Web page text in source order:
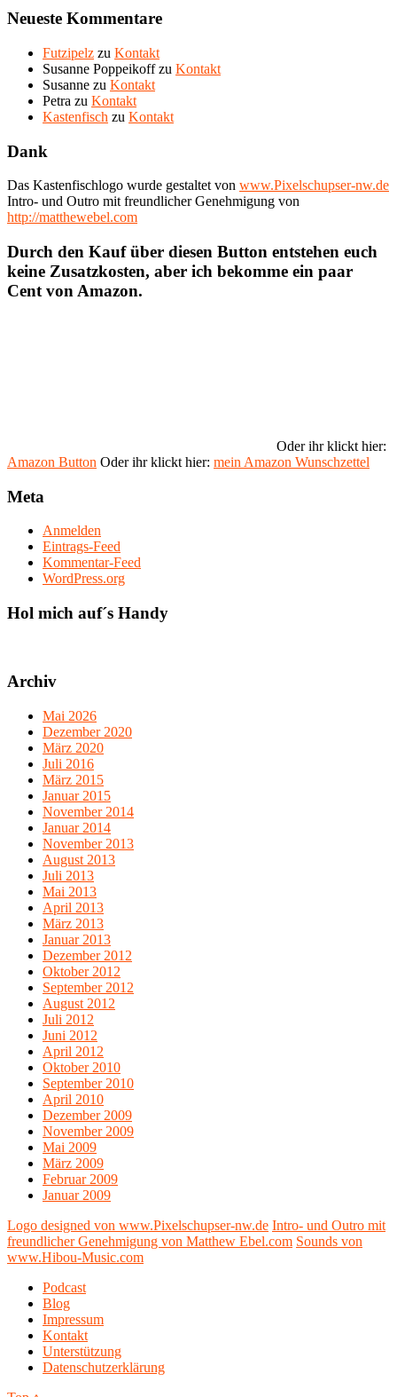
Neueste Kommentare
Futzipelz zu Kontakt
Susanne Poppeikoffzu Kontakt
Susanne zu Kontakt
Petra zu Kontakt
Kastenfisch zu Kontakt
Dank
Das Kastenfischlogo wurde gestaltet von www.Pixelschupser-nw.de
Intro- und Outro mit freundlicher Genehmigung von
http://matthewebel.com
Durch den Kauf über diesen Button entstehen euch
keine Zusatzkosten, aber ich bekomme ein paar
Cent von Amazon.
Oder ihr klickt hier:
Amazon Button Oder ihr klickt hier: mein Amazon Wunschzettel
Meta
Anmelden
Eintrags-Feed
Kommentar-Feed
WordPress.org
Hol mich auf´s Handy
Archiv
Mai 2026
Dezember 2020
März 2020
Juli 2016
März 2015
Januar 2015
November 2014
Januar 2014
November 2013
August 2013
Juli 2013
Mai 2013
April 2013
März 2013
Januar 2013
Dezember 2012
Oktober 2012
September 2012
August 2012
Juli 2012
Juni 2012
April 2012
Oktober 2010
September 2010
April 2010
Dezember 2009
November 2009
Mai 2009
März 2009
Februar 2009
Januar 2009
Logo designed von www.Pixelschupser-nw.de Intro- und Outro mit
freundlicher Genehmigung von Matthew Ebel.com Sounds von
www.Hibou-Music.com
Podcast
Blog
Impressum
Kontakt
Unterstützung
Datenschutzerklärung